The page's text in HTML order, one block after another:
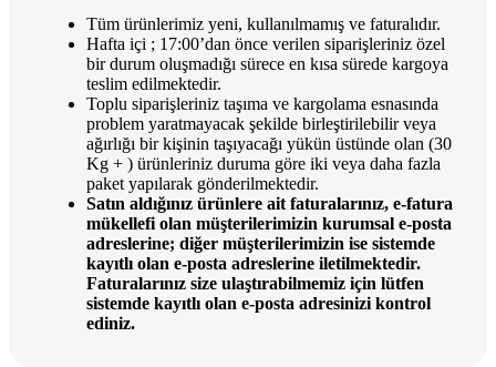
Tüm ürünlerimiz yeni, kullanılmamış ve faturalıdır.
Hafta içi ; 17:00’dan önce verilen siparişleriniz özel
bir durum oluşmadığı sürece en kısa sürede kargoya
teslim edilmektedir.
Toplu siparişleriniz taşıma ve kargolama esnasında
problem yaratmayacak şekilde birleştirilebilir veya
ağırlığı bir kişinin taşıyacağı yükün üstünde olan (30
Kg + ) ürünleriniz duruma göre iki veya daha fazla
paket yapılarak gönderilmektedir.
Satın aldığınız ürünlere ait faturalarınız, e-fatura
mükellefi olan müşterilerimizin kurumsal e-posta
adreslerine; diğer müşterilerimizin ise sistemde
kayıtlı olan e-posta adreslerine iletilmektedir.
Faturalarınız size ulaştırabilmemiz için lütfen
sistemde kayıtlı olan e-posta adresinizi kontrol
ediniz.